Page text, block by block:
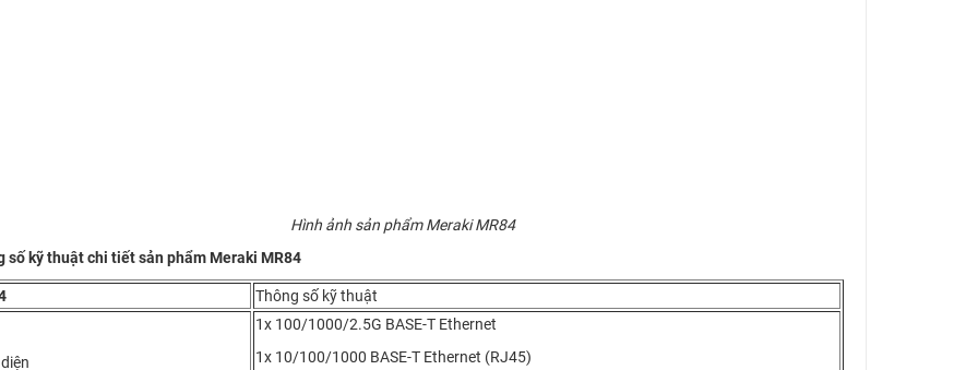
Hình ảnh sản phẩm Meraki MR84
số kỹ thuật chi tiết sản phẩm Meraki MR84
Thông số kỹ thuật
1x 100/1000/2.5G BASE-T Ethernet
1x 10/100/1000 BASE-T Ethernet (RJ45)